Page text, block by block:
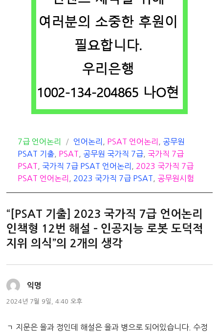
카
테
고
리
7급 언어논리
태
그
언어논리 PSAT 언어논리
공무원
PSAT 기출
PSAT 공무원 국가직 7급
국가직 7급
PSAT
국가직 7급 PSAT 언어논리
2023 국가직 7급
PSAT 언어논리
2023 국가직 7급 PSAT 공무원시험
“[PSAT 기출] 2023 국가직 7급 언어논리
인책형 12번 해설 – 인공지능 로봇 도덕적
지위 의식”의 2개의 생각
익명
글:
2024년 7월 9일, 4:40 오후
ㄱ 지문은 을과 정인데 해설은 을과 병으로 되어있습니다. 수정